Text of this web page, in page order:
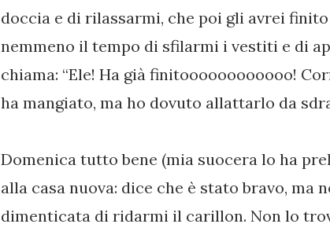
doccia e di rilassarmi, che poi gli avrei
nemmeno il tempo di sfilarmi i vestiti e di
chiama: “Ele! Ha già finitoooooooooooo!
ha mangiato, ma ho dovuto allattarlo da
Domenica tutto bene (mia suocera lo ha
alla casa nuova: dice che è stato bravo, ma
dimenticata di ridarmi il carillon. Non lo